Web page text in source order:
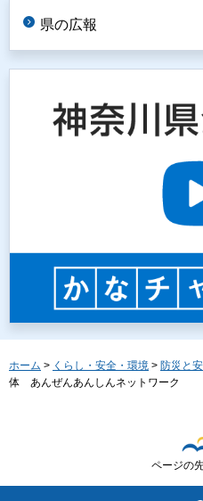
県の広報
ホーム > くらし・安全・環境 > 防災と
体 あんぜんあんしんネットワーク
ページの